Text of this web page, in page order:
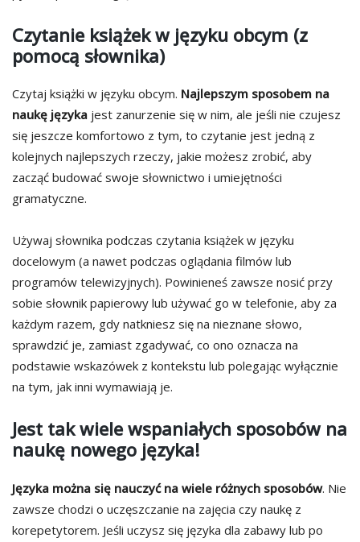
Czytanie książek w języku obcym (z
pomocą słownika)
Czytaj książki w języku obcym. Najlepszym sposobem na
naukę języka jest zanurzenie się w nim, ale jeśli nie czujesz
się jeszcze komfortowo z tym, to czytanie jest jedną z
kolejnych najlepszych rzeczy, jakie możesz zrobić, aby
zacząć budować swoje słownictwo i umiejętności
gramatyczne.
Używaj słownika podczas czytania książek w języku
docelowym (a nawet podczas oglądania filmów lub
programów telewizyjnych). Powinieneś zawsze nosić przy
sobie słownik papierowy lub używać go w telefonie, aby za
każdym razem, gdy natkniesz się na nieznane słowo,
sprawdzić je, zamiast zgadywać, co ono oznacza na
podstawie wskazówek z kontekstu lub polegając wyłącznie
na tym, jak inni wymawiają je.
Jest tak wiele wspaniałych sposobów na
naukę nowego języka!
Języka można się nauczyć na wiele różnych sposobów. Nie
zawsze chodzi o uczęszczanie na zajęcia czy naukę z
korepetytorem. Jeśli uczysz się języka dla zabawy lub po